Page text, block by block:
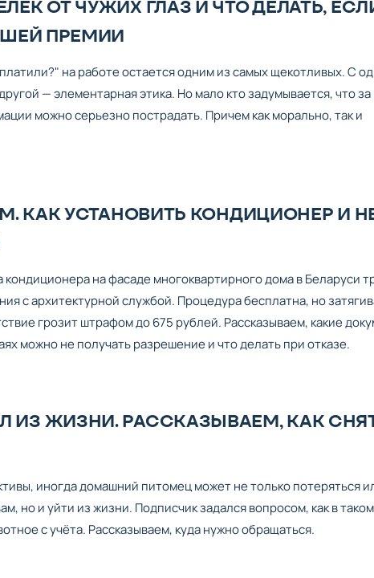
ОТ ЧУЖИХ ГЛАЗ И ЧТО ДЕЛАТЬ,
ПРЕМИИ
на работе остается одним из самых щекотливых. С
— элементарная этика. Но мало кто задумывается, что за
можно серьезно пострадать. Причем как морально, так и
КАК УСТАНОВИТЬ КОНДИЦИОНЕР И
кондиционера на фасаде многоквартирного дома в Беларуси
с архитектурной службой. Процедура бесплатна, но
грозит штрафом до 675 рублей. Рассказываем, какие
можно не получать разрешение и что делать при отказе.
ЖИЗНИ. РАССКАЗЫВАЕМ, КАК
иногда домашний питомец может не только потеряться
но и уйти из жизни. Подписчик задался вопросом, как в таком
с учёта. Рассказываем, куда нужно обращаться.